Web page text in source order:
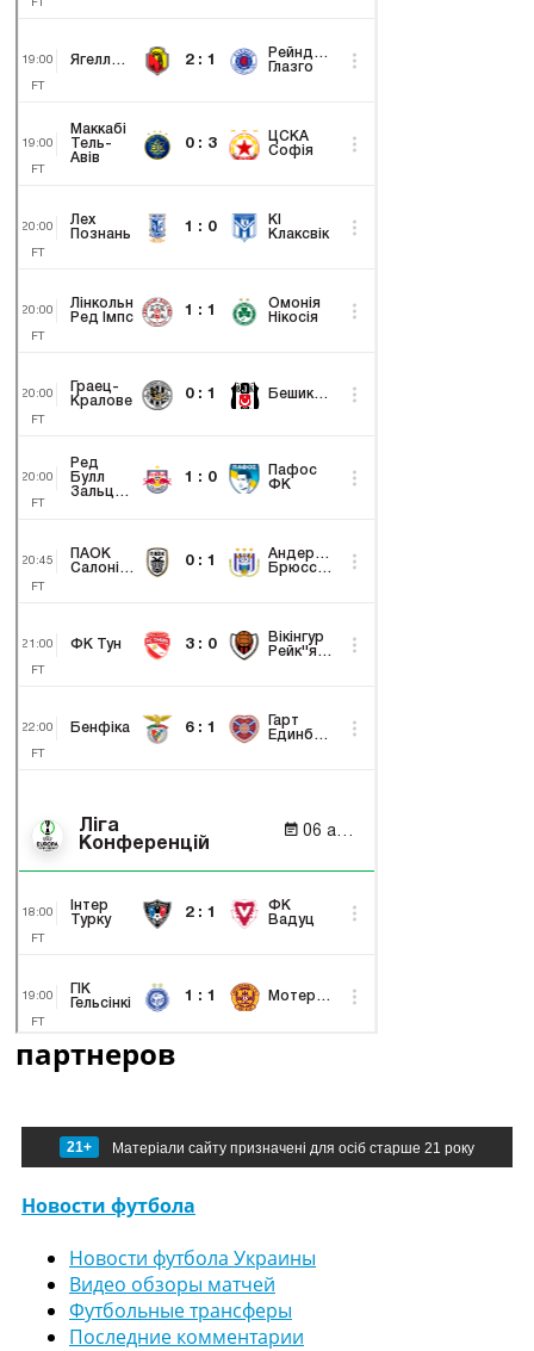
партнеров
21+ Матеріали сайту призначені для осіб старше 21 року
Новости футбола
Новости футбола Украины
Видео обзоры матчей
Футбольные трансферы
Последние комментарии